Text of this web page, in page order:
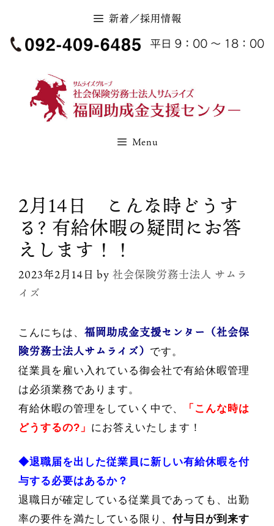
新着／採用情報
Menu
2月14日 こんな時どうす
る? 有給休暇の疑問にお答
えします！！
2023年2月14日 by 社会保険労務士法人 サムラ
イズ
こんにちは、 福岡助成金支援センター（社会保
険労務士法人サムライズ） です。
従業員を雇い入れている御会社で有給休暇管理
は必須業務であります。
有給休暇の管理をしていく中で、
「こんな時は
どうするの?」 にお答えいたします！
◆退職届を出した従業員に新しい有給休暇を付
与する必要はあるか？
退職日が確定している従業員であっても、出勤
率の要件を満たしている限り、付与日が到来す